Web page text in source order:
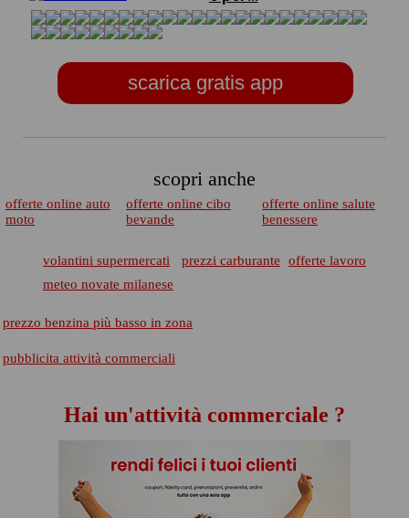
scarica gratis app
scopri anche
offerte online auto
moto
offerte online cibo
bevande
offerte online salute
benessere
volantini supermercati prezzi carburante
offerte lavoro
meteo novate milanese
prezzo benzina più basso in zona
pubblicita attività commerciali
Hai un'attività commerciale ?